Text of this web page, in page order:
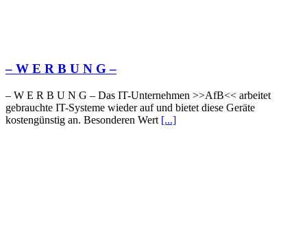
– W Ε R Β U Ν G –
– W Ε R Β U Ν G – Das IT-Unternehmen >>AfB<< arbeitet
gebrauchte IT-Systeme wieder auf und bietet diese Geräte
kostengünstig an. Besonderen Wert [...]